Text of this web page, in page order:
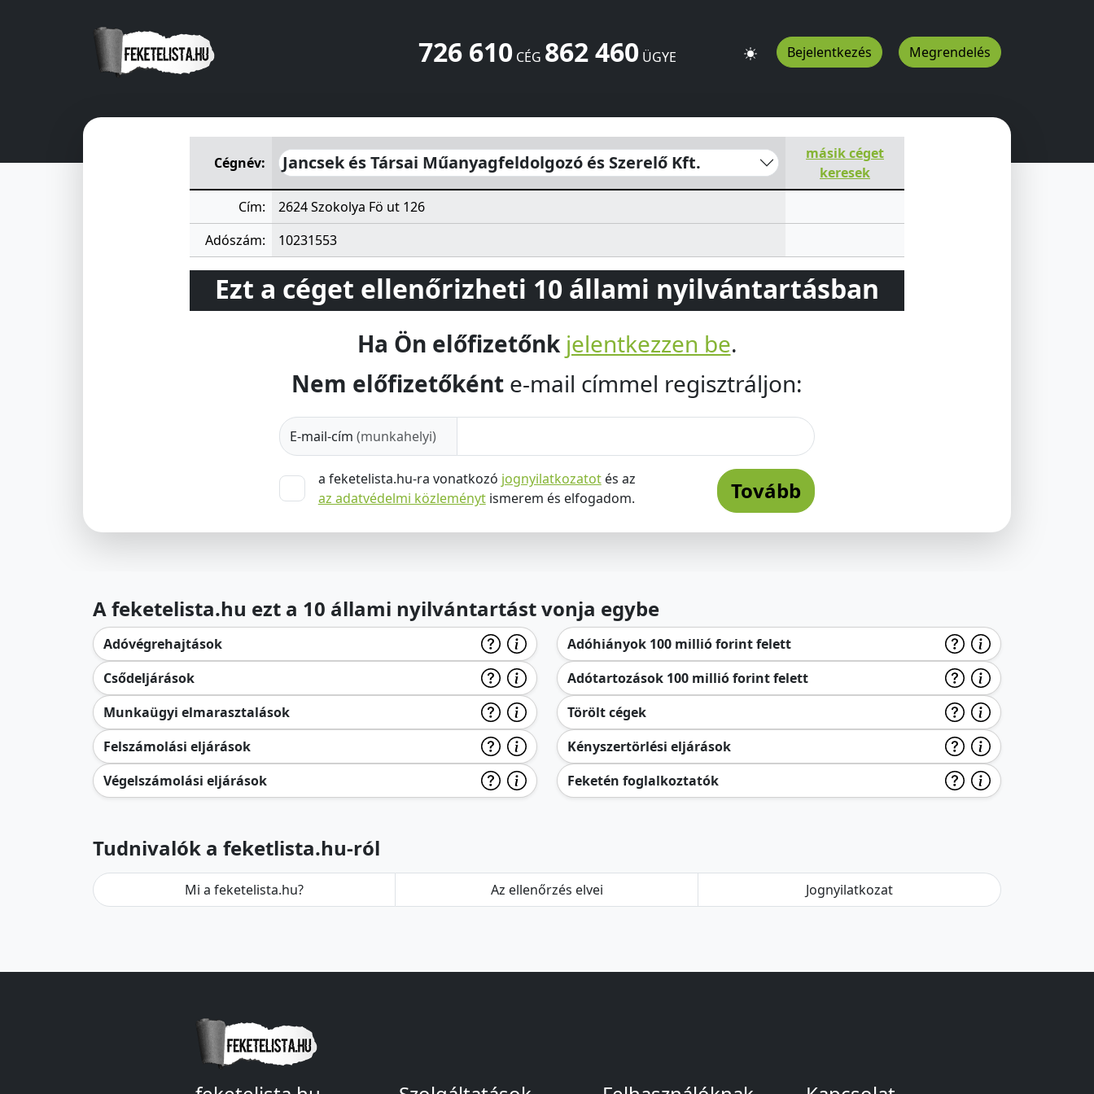
726 610CÉG 862 460ÜGYE Bejelentkezés Megrendelés
Jancsek és Társai Műanyagfeldolgozó és Szerelő Kft.Fö ut 126Szokolya2624HU
Cégnév:
Jancsek és Társai Műanyagfeldolgozó és Szerelő Kft.
másik céget
keresek
Cím:
2624 Szokolya Fö ut 126
Adószám:
10231553
Ezt a céget ellenőrizheti 10 állami nyilvántartásban
Ha Ön előfizetőnk jelentkezzen be.
Nem előfizetőként e-mail címmel regisztráljon:
E-mail-cím (munkahelyi)
a feketelista.hu-ra vonatkozó jognyilatkozatotés az
az adatvédelmi közleménytismerem és elfogadom. Tovább
A feketelista.hu ezt a 10 állami nyilvántartást vonja egybe
Adóvégrehajtások
Csődeljárások
Munkaügyi elmarasztalások
Felszámolási eljárások
Végelszámolási eljárások
Adóhiányok 100 millió forint felett
Adótartozások 100 millió forint felett
Törölt cégek
Kényszertörlési eljárások
Feketén foglalkoztatók
Tudnivalók a feketlista.hu-ról
Mi a feketelista.hu? Az ellenőrzés elvei Jognyilatkozat